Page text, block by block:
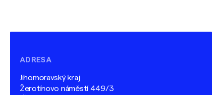
ADRESA
Jihomoravský kraj
Žerotínovo náměstí 449/3